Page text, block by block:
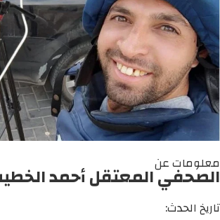
معلومات عن
الصحفي المعتقل أحمد
تاريخ الحدث: